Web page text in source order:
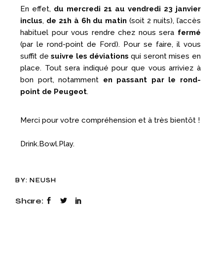
En effet, du mercredi 21 au vendredi 23 janvier
inclus, de 21h à 6h du matin (soit 2 nuits), l’accès
habituel pour vous rendre chez nous sera fermé
(par le rond-point de Ford). Pour se faire, il vous
suffit desuivre les déviations qui seront mises en
place. Tout sera indiqué pour que vous arriviez à
bon port, notamment en passant par le rond-
point de Peugeot.
Merci pour votre compréhension et à très bientôt !
Drink.Bowl.Play.
BY: NEUSH
Share: